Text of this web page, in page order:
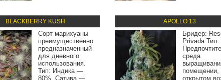
BLACKBERRY KUSH
Сорт марихуаны
преимущественно
предназначенный
для дневного
использования.
Тип: Индика —
80%, Сатива —
APOLLO 13
Бридер:
Privada Тип:
среда
помещении,
открытом